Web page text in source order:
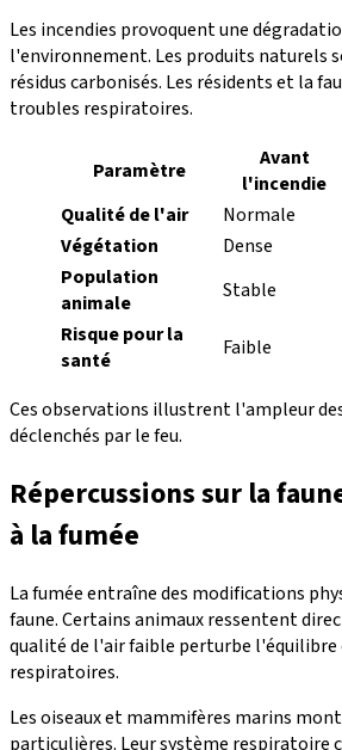
Les incendies provoquent une
l'environnement. Les produits naturels
résidus carbonisés. Les résidents et la
troubles respiratoires.
Paramètre
Avant
l'incendie
Qualité de l'air
Normale
Végétation
Dense
Population
animale
Stable
Risque pour la
santé
Faible
Ces observations illustrent l'ampleur
déclenchés par le feu.
Répercussions sur la
à la fumée
La fumée entraîne des modifications
faune. Certains animaux ressentent
qualité de l'air faible perturbe l'équilibre
respiratoires.
Les oiseaux et mammifères marins
particulières. Leur système respiratoire